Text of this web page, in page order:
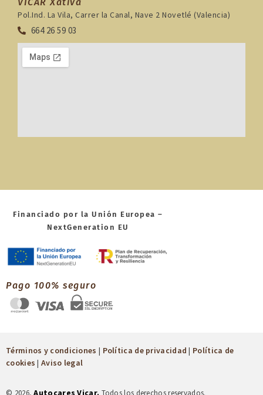
Pol.Ind. La Vila, Carrer la Canal, Nave 2 Novetlé (Valencia)
664 26 59 03
Financiado por la Unión Europea –
NextGeneration EU
Pago 100% seguro
Autocares Vicar.
Términos y condiciones | Política de privacidad | Política de
cookies |Aviso legal